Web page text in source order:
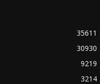
35611
30930
9219
3214